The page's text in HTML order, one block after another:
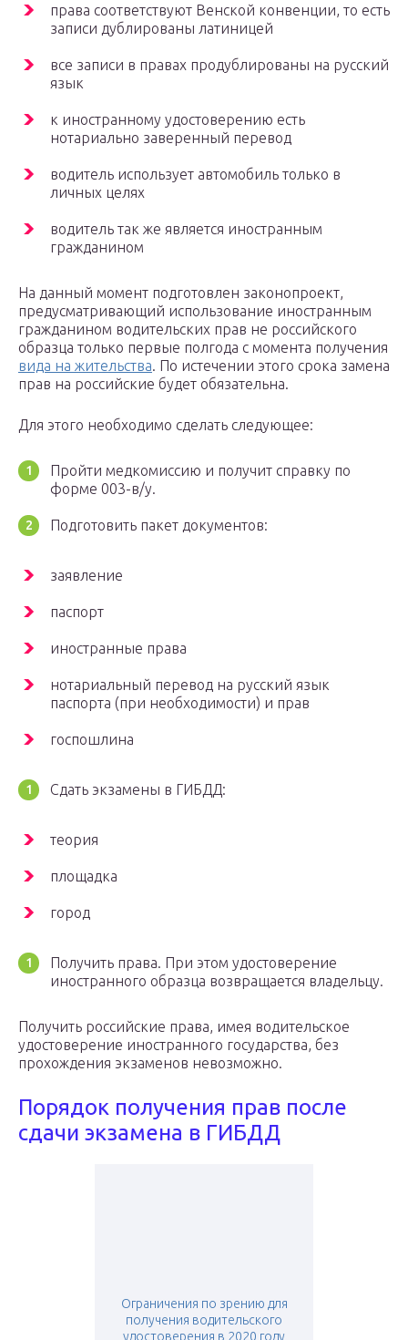
права соответствуют Венской конвенции, то есть
записи дублированы латиницей
все записи в правах продублированы на русский
язык
к иностранному удостоверению есть
нотариально заверенный перевод
водитель использует автомобиль только в
личных целях
водитель так же является иностранным
гражданином
На данный момент подготовлен законопроект,
предусматривающий использование иностранным
гражданином водительских прав не российского
образца только первые полгода с момента получения
вида на жительства. По истечении этого срока замена
прав на российские будет обязательна.
Для этого необходимо сделать следующее:
Пройти медкомиссию и получит справку по
форме 003-в/у.
Подготовить пакет документов:
заявление
паспорт
иностранные права
нотариальный перевод на русский язык
паспорта (при необходимости) и прав
госпошлина
Сдать экзамены в ГИБДД:
теория
площадка
город
Получить права. При этом удостоверение
иностранного образца возвращается владельцу.
Получить российские права, имея водительское
удостоверение иностранного государства, без
прохождения экзаменов невозможно.
Порядок получения прав после
сдачи экзамена в ГИБДД
Ограничения по зрению для
получения водительского
удостоверения в 2020 году